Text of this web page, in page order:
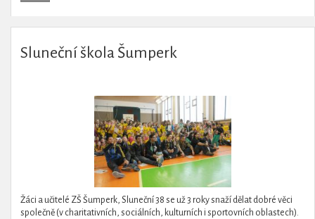
Sluneční škola Šumperk
Žáci a učitelé ZŠ Šumperk, Sluneční 38 se už 3 roky snaží dělat dobré věci
společně (v charitativních, sociálních, kulturních i sportovních oblastech).